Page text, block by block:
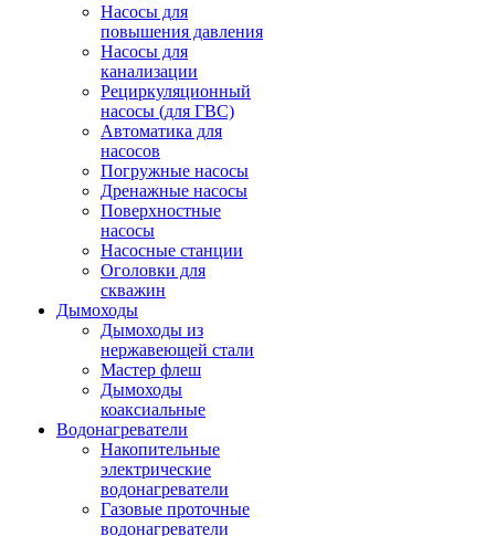
Насосы для
повышения давления
Насосы для
канализации
Рециркуляционный
насосы (для ГВС)
Автоматика для
насосов
Погружные насосы
Дренажные насосы
Поверхностные
насосы
Насосные станции
Оголовки для
скважин
Дымоходы
Дымоходы из
нержавеющей стали
Мастер флеш
Дымоходы
коаксиальные
Водонагреватели
Накопительные
электрические
водонагреватели
Газовые проточные
водонагреватели